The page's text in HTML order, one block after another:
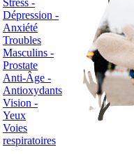
Stress -
Dépression -
Anxiété
Troubles
Masculins -
Prostate
Anti-Âge -
Antioxydants
Vision -
Yeux
Voies
respiratoires